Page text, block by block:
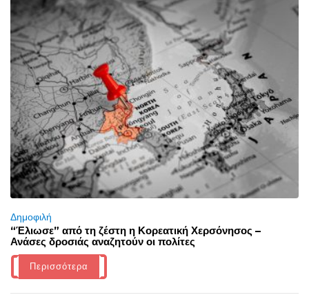
Δημοφιλή
“Έλιωσε” από τη ζέστη η Κορεατική Χερσόνησος –
Ανάσες δροσιάς αναζητούν οι πολίτες
Περισσότερα